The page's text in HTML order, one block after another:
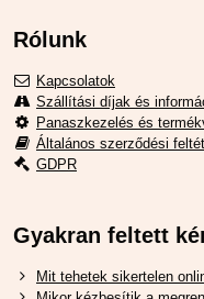
Rólunk
Kapcsolatok
Szállítási díjak és
Panaszkezelés és
Általános szerződési
GDPR
Gyakran feltett
Mit tehetek sikertelen